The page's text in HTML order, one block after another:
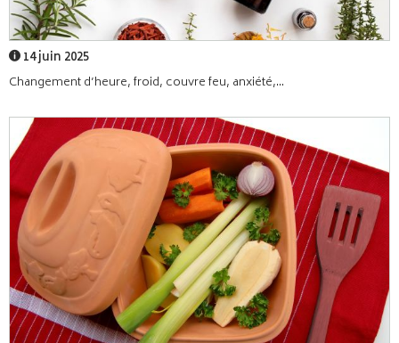
14 juin 2025
Changement d’heure, froid, couvre feu, anxiété,...